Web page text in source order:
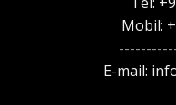
Mobil:
E-mail: